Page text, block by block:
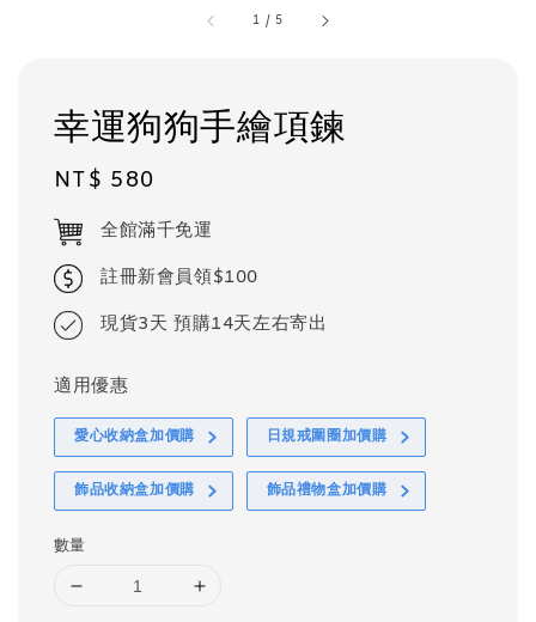
1 /5
幸運狗狗手繪項鍊
Regular
price
NT$ 580
全館滿千免運
註冊新會員領$100
現貨3天 預購14天左右寄出
適用優惠
愛心收納盒加價購 日規戒圍圈加價購
飾品收納盒加價購 飾品禮物盒加價購
數量